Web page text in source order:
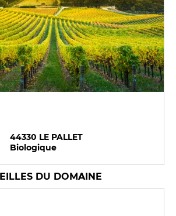
44330 LE PALLET
Biologique
DU DOMAINE